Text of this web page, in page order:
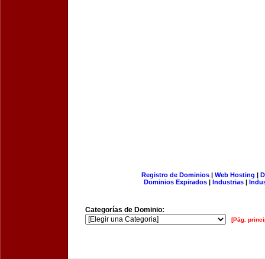
Registro de Dominios| Web Hosting |
Dominios Expirados | Industrias |
Categorías de Dominio:
[Pág.